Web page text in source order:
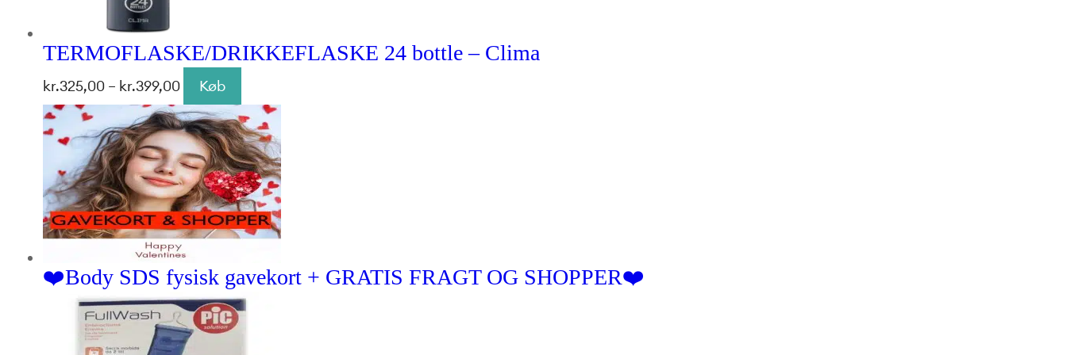
TERMOFLASKE/DRIKKEFLASKE 24 bottle – Clima
kr.325,00 – kr.399,00 Prisinterval:
til
kr.399,00
Køb
❤️Body SDS fysisk gavekort + GRATIS FRAGT OG SHOPPER❤️